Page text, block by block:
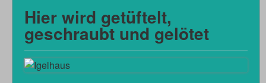
Hier wird getüftelt,
geschraubt und gelötet